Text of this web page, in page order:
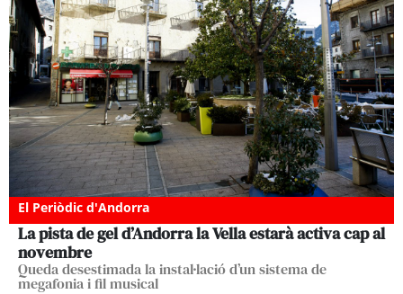
El Periòdic d'Andorra
La pista de gel d’Andorra la Vella estarà activa cap al
novembre
Queda desestimada la instal·lació d’un sistema de
megafonia i fil musical